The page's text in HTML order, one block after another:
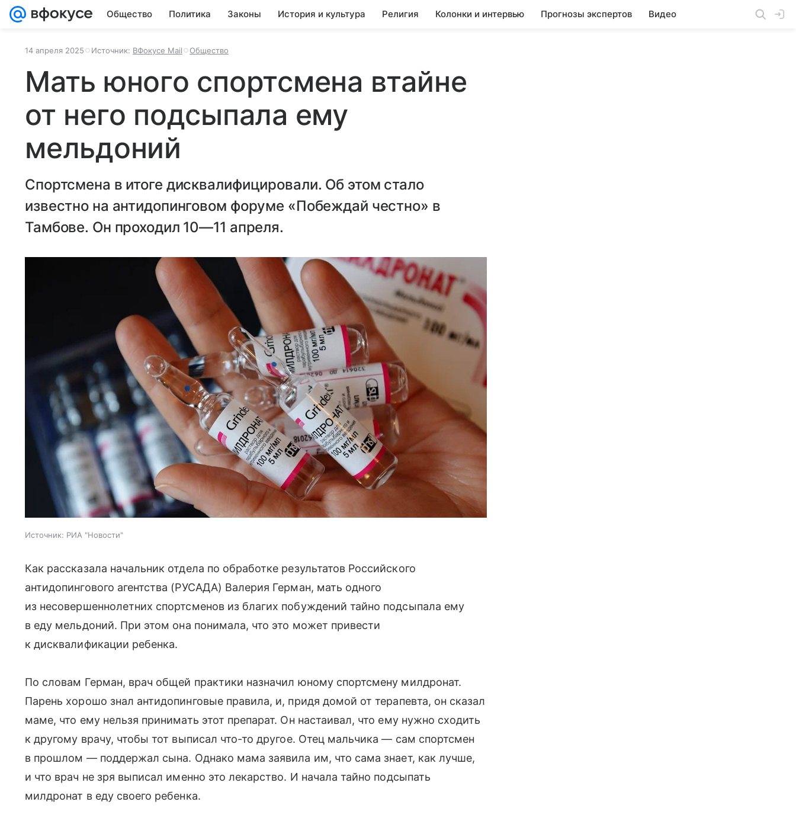
Общество Политика Законы История и культура Религия Колонки и интервью Прогнозы экспертов Видео
14 апреля 2025 Источник: ВФокусе Mail Общество
Мать юного спортсмена втайне
от него подсыпала ему
мельдоний
Спортсмена в итоге дисквалифицировали. Об этом стало
известно на антидопинговом форуме «Побеждай честно» в
Тамбове. Он проходил 10—11 апреля.
Источник: РИА "Новости"
Как рассказала начальник отдела по обработке результатов Российского
антидопингового агентства (РУСАДА) Валерия Герман, мать одного
из несовершеннолетних спортсменов из благих побуждений тайно подсыпала ему
в еду мельдоний. При этом она понимала, что это может привести
к дисквалификации ребенка.
По словам Герман, врач общей практики назначил юному спортсмену милдронат.
Парень хорошо знал антидопинговые правила, и, придя домой от терапевта, он сказал
маме, что ему нельзя принимать этот препарат. Он настаивал, что ему нужно сходить
к другому врачу, чтобы тот выписал что-то другое. Отец мальчика — сам спортсмен
в прошлом — поддержал сына. Однако мама заявила им, что сама знает, как лучше,
и что врач не зря выписал именно это лекарство. И начала тайно подсыпать
милдронат в еду своего ребенка.